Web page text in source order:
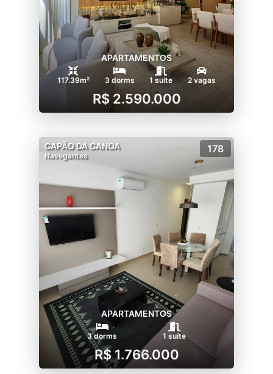
APARTAMENTOS
117.39m² 3 dorms 1 suíte 2 vagas
R$ 2.590.000
CAPÃO DA CANOA
Navegantes
178
APARTAMENTOS
3 dorms 1 suíte
R$ 1.766.000